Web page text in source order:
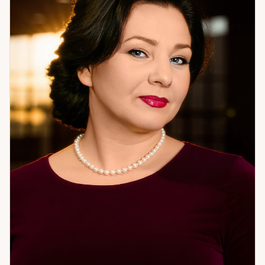
что происходит, и найти путь к результату. Не теорию — а
то, что можно применить. Если вам нужна системная
работа с ситуацией — приходите.